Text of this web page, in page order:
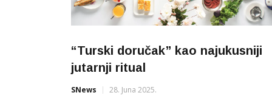
“Turski doručak” kao najukusniji
jutarnji ritual
SNews 28. Juna 2025.